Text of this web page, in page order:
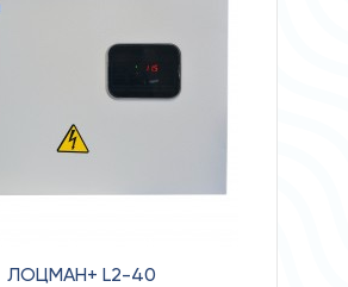
ЛОЦМАН+ L2-40